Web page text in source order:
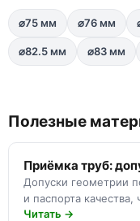
⌀75 мм ⌀76 мм
⌀82.5 мм ⌀83 мм
Полезные
Приёмка труб:
Допуски геометрии
и паспорта качества,
Читать →